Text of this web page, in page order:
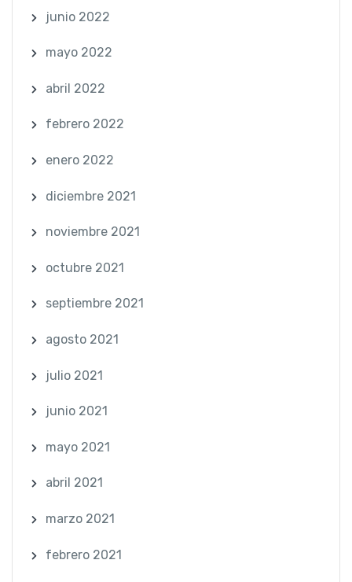
junio 2022
mayo 2022
abril 2022
febrero 2022
enero 2022
diciembre 2021
noviembre 2021
octubre 2021
septiembre 2021
agosto 2021
julio 2021
junio 2021
mayo 2021
abril 2021
marzo 2021
febrero 2021